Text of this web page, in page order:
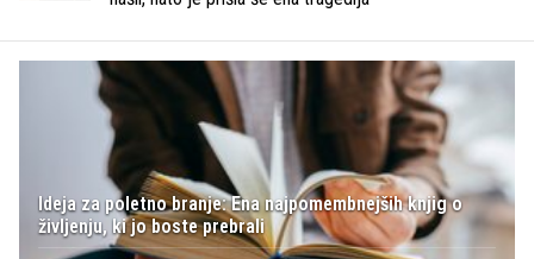
Ideja za poletno branje: Ena najpomembnejših knjig o
življenju, ki jo boste prebrali